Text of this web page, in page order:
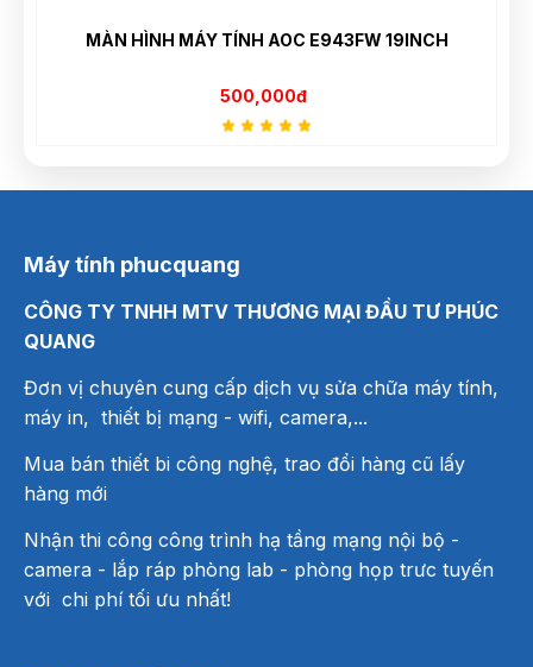
MÀN HÌNH MÁY TÍNH AOC E943FW 19INCH
500,000đ
Máy tính phucquang
CÔNG TY TNHH MTV THƯƠNG MẠI ĐẦU TƯ PHÚC
QUANG
Đơn vị chuyên cung cấp dịch vụ sửa chữa máy tính,
máy in, thiết bị mạng - wifi, camera,...
Mua bán thiết bi công nghệ, trao đổi hàng cũ lấy
hàng mới
Nhận thi công công trình hạ tầng mạng nội bộ -
camera - lắp ráp phòng lab - phòng họp trưc tuyến
với chi phí tối ưu nhất!